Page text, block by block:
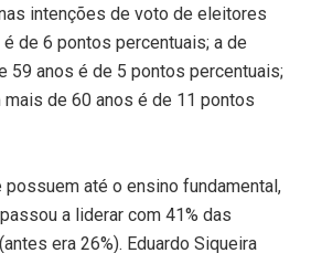
intenções de voto de eleitores
de 6 pontos percentuais; a de
59 anos é de 5 pontos percentuais;
de 60 anos é de 11 pontos
até o ensino fundamental,
a liderar com 41% das
era 26%). Eduardo Siqueira